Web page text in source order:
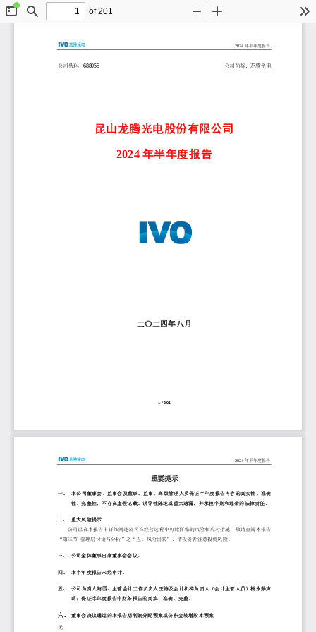
ToggleFind
of 201
Zoom
2024 年半年度报告
1 / 201
公司代码：688055 公司简称：龙腾光电
昆山龙腾光电股份有限公司
2024 年半年度报告
二〇二四年 八 月
2024 年半年度报告
重要提示
一、 本公司董事会、监事会及董事、监事、高级管理人员保证半年度报告内容的真实性、准确
性、完整性，不存在虚假记载、误导性陈述或重大遗漏，并承担个别和连带的法律责任。
二、
重大风险提示
公司已在本报告中详细阐述公司在经营过程中可能面临的风险和应对措施，敬请查阅本报告
“第三节 管理层讨论与分析”之“ 五 、风险因素” ，请投资者注意投资风险。
三、 公司全体董事出席董事会会议。
四、 本半年度报告未经审计。
五、 公司负责人陶园、主管会计工作负责人 王涛及会计机构负责人（会计主管人员）杨永勤声
明：保证半年度报告中财务报告的真实、准确、完整。
六、
董事会决议通过的本报告期利润分配预案或公积金转增股本预案
无